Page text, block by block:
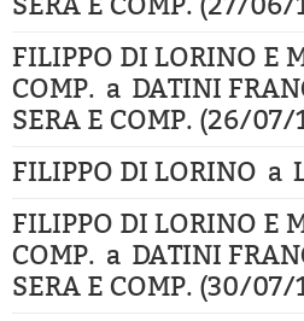
FILIPPO DI LORINO E
COMP. a DATINI
SERA E COMP. (26/07/
FILIPPO DI LORINO a
FILIPPO DI LORINO E
COMP. a DATINI
SERA E COMP. (30/07/